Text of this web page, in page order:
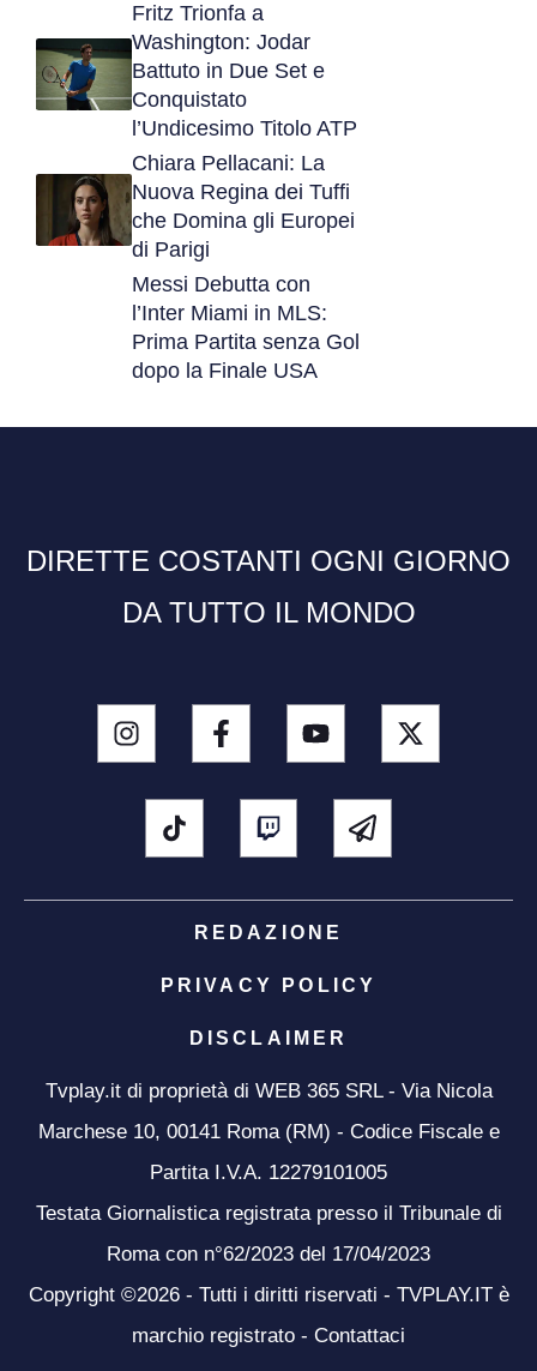
Fritz Trionfa a
Washington: Jodar
Battuto in Due Set e
Conquistato
l’Undicesimo Titolo ATP
Chiara Pellacani: La
Nuova Regina dei Tuffi
che Domina gli Europei
di Parigi
Messi Debutta con
l’Inter Miami in MLS:
Prima Partita senza Gol
dopo la Finale USA
DIRETTE COSTANTI OGNI GIORNO
DA TUTTO IL MONDO
REDAZIONE
PRIVACY POLICY
DISCLAIMER
Tvplay.it di proprietà di WEB 365 SRL - Via Nicola
Marchese 10, 00141 Roma (RM) - Codice Fiscale e
Partita I.V.A. 12279101005
Testata Giornalistica registrata presso il Tribunale di
Roma con n°62/2023 del 17/04/2023
Copyright ©2026 - Tutti i diritti riservati - TVPLAY.IT è
marchio registrato - Contattaci